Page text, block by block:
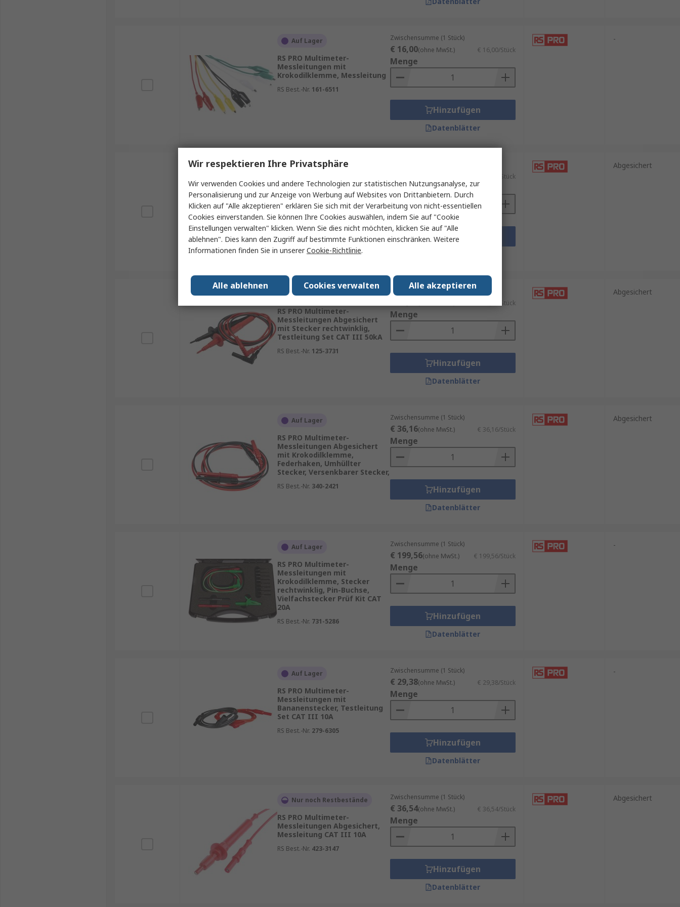
Auf Lager
RS PRO Multimeter-
Messleitungen mit
Krokodilklemme, Messleitung
RS Best.-Nr. 161-6511
Zwischensumme (1 Stück)
€ 16,00(ohne MwSt.) € 16,00/Stück
Menge
Hinzufügen
Datenblätter
-
Auf Lager
RS PRO Multimeter-
Messleitungen Abgesichert
mit Stecker gerade,
Testleitung Set CAT III
RS Best.-Nr. 204-599
€ 51,04/Stück
Menge
Hinzufügen
Abgesichert
Auf Lager
RS PRO Multimeter-
Messleitungen Abgesichert
mit Stecker rechtwinklig,
Testleitung Set CAT III 50kA
RS Best.-Nr. 125-3731
Zwischensumme (1 Stück)
€ 43,28/Stück
Menge
Hinzufügen
Datenblätter
Abgesichert
Auf Lager
RS PRO Multimeter-
Messleitungen Abgesichert
mit Krokodilklemme,
Federhaken, Umhüllter
Stecker, Versenkbarer Stecker,
RS Best.-Nr. 340-2421
Zwischensumme (1 Stück)
€ 36,16(ohne MwSt.) € 36,16/Stück
Menge
Hinzufügen
Datenblätter
Abgesichert
Auf Lager
RS PRO Multimeter-
Messleitungen mit
Krokodilklemme, Stecker
rechtwinklig, Pin-Buchse,
Vielfachstecker Prüf Kit CAT
20A
RS Best.-Nr. 731-5286
Zwischensumme (1 Stück)
€ 199,56(ohne MwSt.) € 199,56/Stück
Menge
Hinzufügen
Datenblätter
-
Auf Lager
RS PRO Multimeter-
Messleitungen mit
Bananenstecker, Testleitung
Set CAT III 10A
RS Best.-Nr. 279-6305
Zwischensumme (1 Stück)
€ 29,38(ohne MwSt.) € 29,38/Stück
Menge
Hinzufügen
Datenblätter
-
Nur noch Restbestände
RS PRO Multimeter-
Messleitungen Abgesichert,
Messleitung CAT III 10A
RS Best.-Nr. 423-3147
Zwischensumme (1 Stück)
€ 36,54(ohne MwSt.) € 36,54/Stück
Menge
Hinzufügen
Datenblätter
Abgesichert
Wir respektieren Ihre Privatsphäre
Wir verwenden Cookies und andere Technologien zur statistischen Nutzungsanalyse, zur
Personalisierung und zur Anzeige von Werbung auf Websites von Drittanbietern. Durch
Klicken auf "Alle akzeptieren" erklären Sie sich mit der Verarbeitung von nicht-essentiellen
Cookies einverstanden. Sie können Ihre Cookies auswählen, indem Sie auf "Cookie
Einstellungen verwalten" klicken. Wenn Sie dies nicht möchten, klicken Sie auf "Alle
ablehnen". Dies kann den Zugriff auf bestimmte Funktionen einschränken. Weitere
Informationen finden Sie in unsererCookie-Richtlinie.
Alle akzeptieren
Cookies verwalten
Alle ablehnen